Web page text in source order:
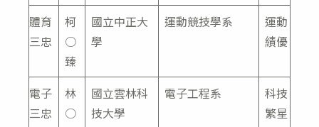
體育
三忠
柯
○
臻
國立中正大
學
運動競技學系
運動
績優
電子
三忠
林
○
國立雲林科
技大學
電子工程系
科技
繁星